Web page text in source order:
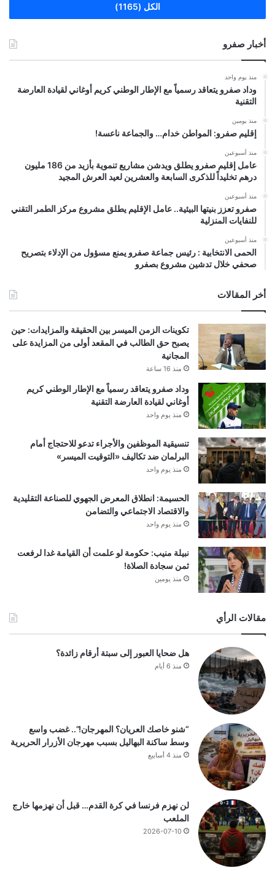
الكل (1165)
أخبار صفرو
منذ يوم واحد
وداد صفرو يتعاقد رسمياً مع الإطار الوطني كريم أوغاني لقيادة العارضة
التقنية
منذ يومين
إقليم صفرو: المواطن خدام… والجماعة ناعسة!
منذ أسبوعين
عامل إقليم صفرو يطلق ويدشن مشاريع تنموية بأزيد من 186 مليون
درهم تخليداً للذكرى السابعة والعشرين لعيد العرش المجيد
منذ أسبوعين
صفرو تعزز بنيتها البيئية.. عامل الإقليم يطلق مشروع مركز الطمر التقني
للنفايات المنزلية
منذ أسبوعين
الحمى الانتخابية : رئيس جماعة صفرو يمنع مسؤول من الإدلاء بتصريح
صحفي خلال تدشين مشروع بصفرو
أخر المقالات
تكوينات الزمن الميسر بين الحقيقة والمزايدات: حين
يصبح حق الطالب في المقعد أولى من المزايدة على
المجانية
منذ 16 ساعة
وداد صفرو يتعاقد رسمياً مع الإطار الوطني كريم
أوغاني لقيادة العارضة التقنية
منذ يوم واحد
تنسيقية الموظفين والأجراء تدعو للاحتجاج أمام
البرلمان ضد تكاليف «التوقيت الميسر»
منذ يوم واحد
الحسيمة: انطلاق المعرض الجهوي للصناعة التقليدية
والاقتصاد الاجتماعي والتضامن
منذ يوم واحد
نبيلة منيب: حكومة لو علمت أن القيامة غدا لرفعت
ثمن سجادة الصلاة!
منذ يومين
مقالات الرأي
هل ضحايا العبور إلى سبتة أرقام زائدة؟
منذ 6 أيام
“شنو خاصك العريان؟ المهرجان!”.. غضب واسع
وسط ساكنة البهاليل بسبب مهرجان الأزرار الحريرية
منذ 4 أسابيع
لن نهزم فرنسا في كرة القدم… قبل أن نهزمها خارج
الملعب
2026-07-10